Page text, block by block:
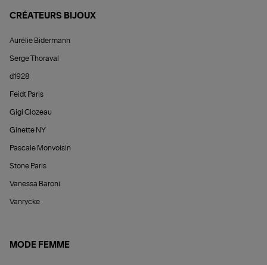
CRÉATEURS BIJOUX
Aurélie Bidermann
Serge Thoraval
d1928
Feidt Paris
Gigi Clozeau
Ginette NY
Pascale Monvoisin
Stone Paris
Vanessa Baroni
Vanrycke
MODE FEMME